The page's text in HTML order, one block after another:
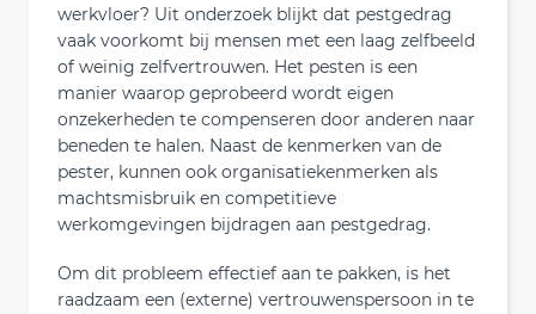
werkvloer? Uit onderzoek blijkt dat pestgedrag
vaak voorkomt bij mensen met een laag zelfbeeld
of weinig zelfvertrouwen. Het pesten is een
manier waarop geprobeerd wordt eigen
onzekerheden te compenseren door anderen naar
beneden te halen. Naast de kenmerken van de
pester, kunnen ook organisatiekenmerken als
machtsmisbruik en competitieve
werkomgevingen bijdragen aan pestgedrag.
Om dit probleem effectief aan te pakken, is het
raadzaam een (externe) vertrouwenspersoon in te